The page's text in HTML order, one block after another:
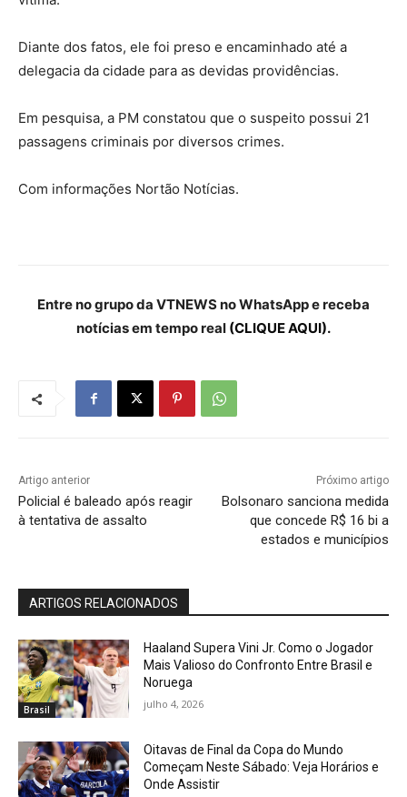
Diante dos fatos, ele foi preso e encaminhado até a
delegacia da cidade para as devidas providências.
Em pesquisa, a PM constatou que o suspeito possui 21
passagens criminais por diversos crimes.
Com informações Nortão Notícias.
Entre no grupo da VTNEWS no WhatsApp e receba
notícias em tempo real (CLIQUE AQUI).
Artigo anterior
Policial é baleado após reagir
à tentativa de assalto
Próximo artigo
Bolsonaro sanciona medida
que concede R$ 16 bi a
estados e municípios
ARTIGOS RELACIONADOS
Brasil
Haaland Supera Vini Jr. Como o Jogador
Mais Valioso do Confronto Entre Brasil e
Noruega
julho 4, 2026
Oitavas de Final da Copa do Mundo
Começam Neste Sábado: Veja Horários e
Onde Assistir